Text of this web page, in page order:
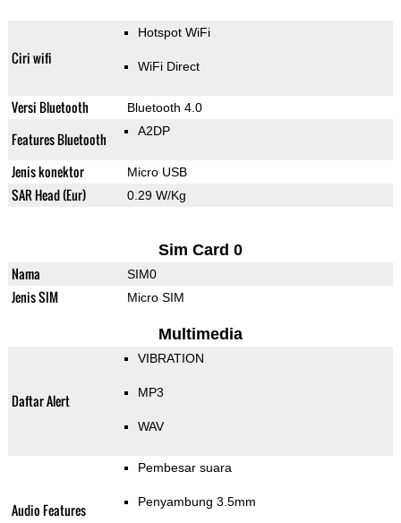
Ciri wifi
Hotspot WiFi
WiFi Direct
Versi Bluetooth Bluetooth 4.0
Features Bluetooth A2DP
Jenis konektor Micro USB
SAR Head (Eur) 0.29 W/Kg
Sim Card 0
Nama SIM0
Jenis SIM Micro SIM
Multimedia
Daftar Alert
VIBRATION
MP3
WAV
Audio Features
Pembesar suara
Penyambung 3.5mm